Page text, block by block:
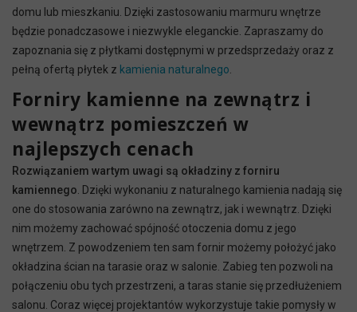
domu lub mieszkaniu. Dzięki zastosowaniu marmuru wnętrze
będzie ponadczasowe i niezwykle eleganckie. Zapraszamy do
zapoznania się z płytkami dostępnymi w przedsprzedaży oraz z
pełną ofertą płytek z kamienia naturalnego
Forniry kamienne na zewnątrz i
wewnątrz pomieszczeń w
najlepszych cenach
Rozwiązaniem wartym uwagi są okładziny z forniru
kamiennego . Dzięki wykonaniu z naturalnego kamienia nadają się
one do stosowania zarówno na zewnątrz, jak i wewnątrz. Dzięki
nim możemy zachować spójność otoczenia domu z jego
wnętrzem. Z powodzeniem ten sam fornir możemy położyć jako
okładzina ścian na tarasie oraz w salonie. Zabieg ten pozwoli na
połączeniu obu tych przestrzeni, a taras stanie się przedłużeniem
salonu. Coraz więcej projektantów wykorzystuje takie pomysły w